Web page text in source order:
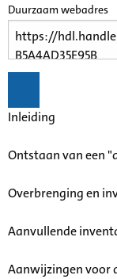
Duurzaam webadres
Inleiding
Ontstaan van een
Overbrenging en
Aanvullende
Aanwijzingen voor